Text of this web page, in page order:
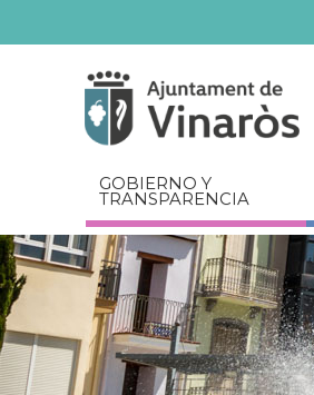
relacionados
GOBIERNO Y
TRANSPARENCIA